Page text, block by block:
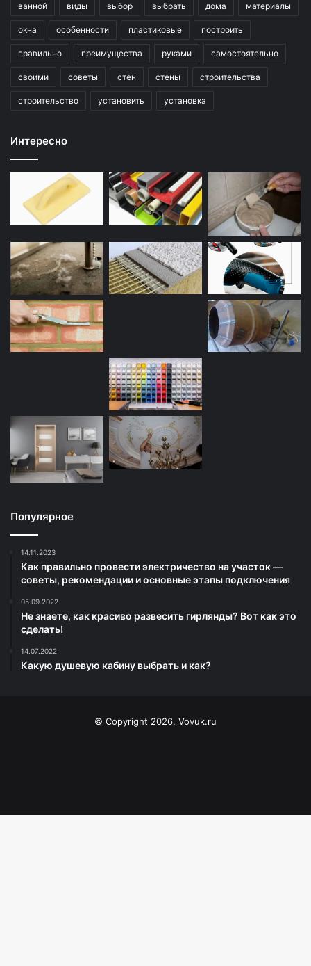
ванной виды выбор выбрать дома материалы
окна особенности пластиковые построить
правильно преимущества руками самостоятельно
своими советы стен стены строительства
строительство установить установка
Интересно
Популярное
14.11.2023
Как правильно провести электричество на участок —
советы, рекомендации и основные этапы подключения
05.09.2022
Не знаете, как красиво развесить гирлянды? Вот как это
сделать!
14.07.2022
Какую душевую кабину выбрать и как?
© Copyright 2026, Vovuk.ru